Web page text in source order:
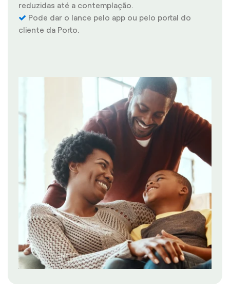
reduzidas até a contemplação.
Pode dar o lance pelo app ou pelo portal do
cliente da Porto.